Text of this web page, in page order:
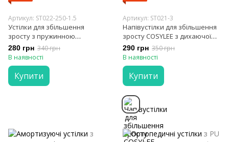
Артикул: ST022-250-1.5
Устілки для збільшення
зросту з пружинною
амортизацією
280 грн 340 грн
В наявності
Купити
Артикул: ST021-3
Напівустілки для збільшення
зросту COSYLEE з дихаючої
піни з пам’яттю форми
290 грн 350 грн
В наявності
Купити